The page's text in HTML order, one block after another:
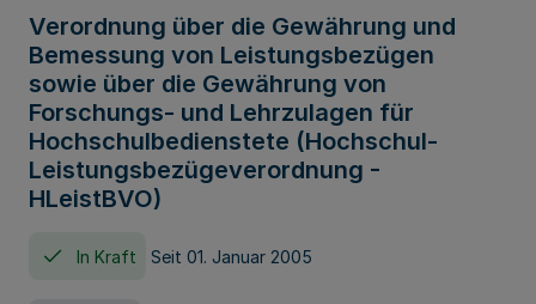
Verordnung über die Gewährung und
Bemessung von Leistungsbezügen
sowie über die Gewährung von
Forschungs- und Lehrzulagen für
Hochschulbedienstete (Hochschul-
Leistungsbezügeverordnung -
HLeistBVO)
In Kraft Seit 01. Januar 2005